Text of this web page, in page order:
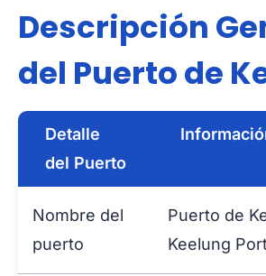
Descripción
del Puerto de
Detalle
del Puerto
Nombre del
puerto
Puerto de
Keelung